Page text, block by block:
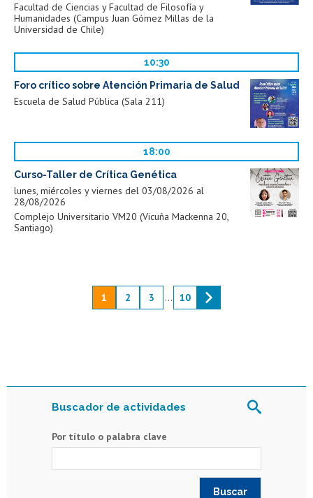
Buscador de actividades
Por título o palabra clave
Facultad de Ciencias y Facultad de Filosofía y
Humanidades (Campus Juan Gómez Millas de la
Universidad de Chile)
10:30
Foro crítico sobre Atención Primaria de Salud
Escuela de Salud Pública (Sala 211)
18:00
Curso-Taller de Crítica Genética
lunes, miércoles y viernes del 03/08/2026 al
28/08/2026
Complejo Universitario VM20 (Vicuña Mackenna 20,
Santiago)
1 2 3 ... 10